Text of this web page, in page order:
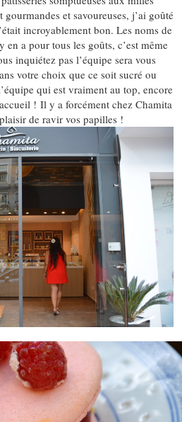
et savoureuses, j’ai goûté
incroyablement bon. Les noms de
en a pour tous les goûts, c’est même
inquiétez pas l’équipe sera vous
votre choix que ce soit sucré ou
qui est vraiment au top, encore
! Il y a forcément chez Chamita
de ravir vos papilles !